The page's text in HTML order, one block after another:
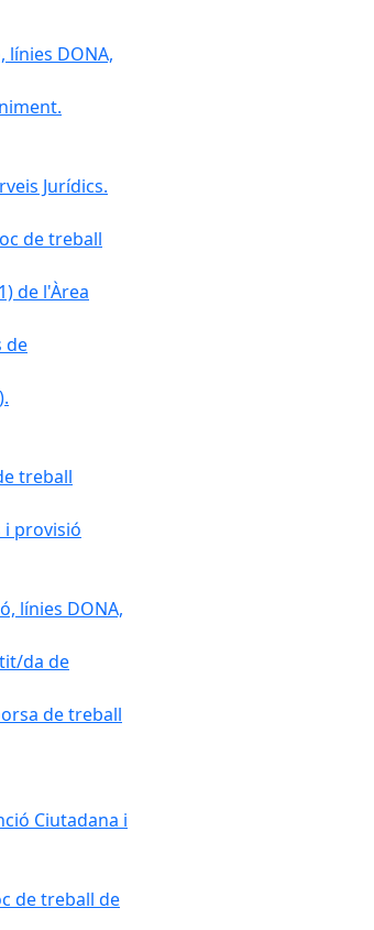
línies DONA,
Jurídics.
de treball
de l'Àrea
de
treball
i provisió
línies DONA,
da de
de treball
Ciutadana i
de treball de